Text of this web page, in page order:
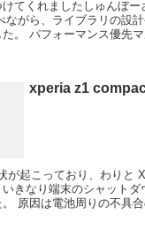
てくれましたしゅんぼー
ながら、ライブラリの設
。 パフォーマンス優先
xperia z1
が起こっており、わりと
きなり端末のシャットダ
原因は電池周りの不具合